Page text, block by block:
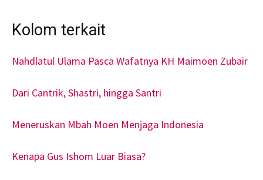
Kolom terkait
Nahdlatul Ulama Pasca Wafatnya KH Maimoen Zubair
Dari Cantrik, Shastri, hingga Santri
Meneruskan Mbah Moen Menjaga Indonesia
Kenapa Gus Ishom Luar Biasa?